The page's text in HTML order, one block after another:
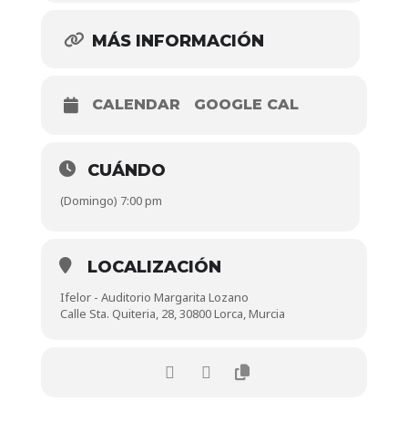
MÁS INFORMACIÓN
CALENDAR GOOGLE CAL
CUÁNDO
(Domingo) 7:00 pm
LOCALIZACIÓN
Ifelor - Auditorio Margarita Lozano
Calle Sta. Quiteria, 28, 30800 Lorca, Murcia